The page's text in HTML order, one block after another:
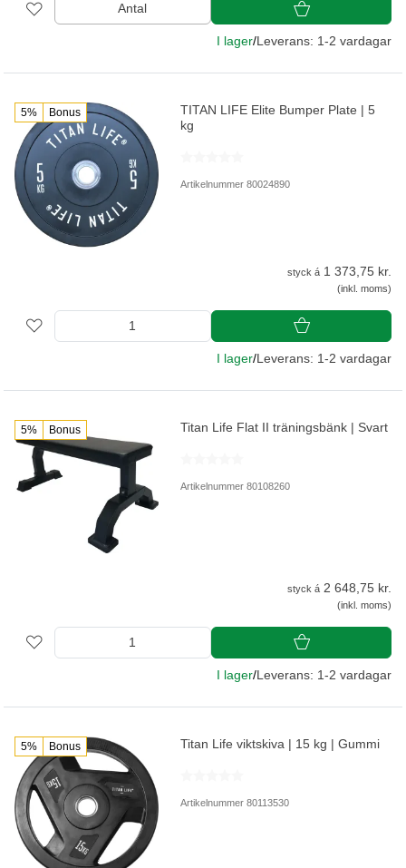
Antal
I lager/Leverans: 1-2 vardagar
5% Bonus
TITAN LIFE Elite Bumper Plate | 5
kg
Artikelnummer 80024890
styck á 1 373,75 kr.
(inkl. moms)
I lager/Leverans: 1-2 vardagar
5% Bonus Titan Life Flat II träningsbänk | Svart
Artikelnummer 80108260
styck á 2 648,75 kr.
(inkl. moms)
I lager/Leverans: 1-2 vardagar
5% Bonus Titan Life viktskiva | 15 kg | Gummi
Artikelnummer 80113530